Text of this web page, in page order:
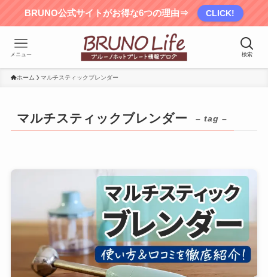
BRUNO公式サイトがお得な6つの理由⇒ CLICK!
検索
メニュー
ホーム マルチスティックブレンダー
マルチスティックブレンダー – tag –